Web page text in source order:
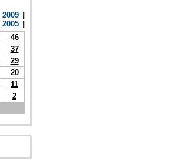
2009
2005
46
37
29
20
11
2